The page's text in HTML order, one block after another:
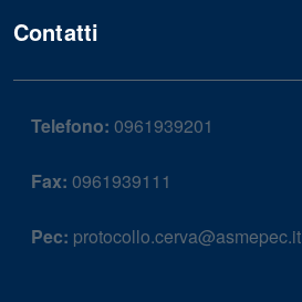
Contatti
Telefono: 0961939201
Fax: 0961939111
Pec: protocollo.cerva@asmepec.it